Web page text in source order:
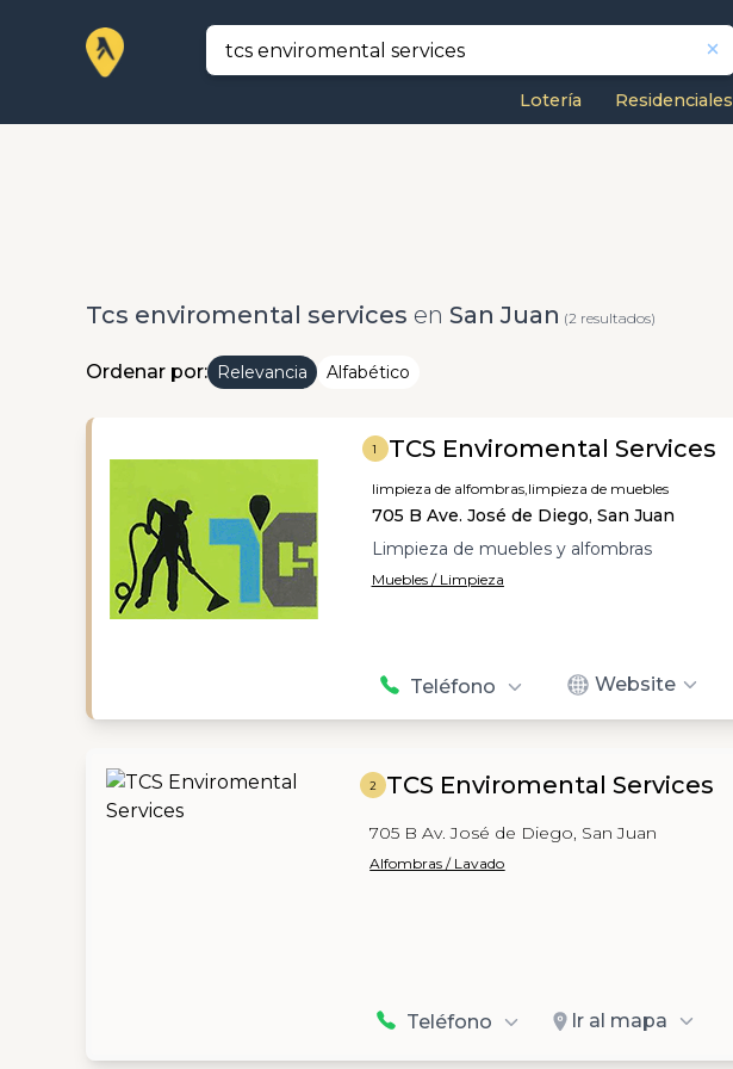
Lotería Residenciales
Tcs enviromental services en San Juan (2 resultados)
Ordenar por: Relevancia Alfabético
1 TCS Enviromental Services
limpieza de alfombras,limpieza de muebles
705 B Ave. José de Diego, San Juan
Limpieza de muebles y alfombras
Muebles / Limpieza
Teléfono Website
2 TCS Enviromental Services
705 B Av. José de Diego, San Juan
Alfombras / Lavado
Teléfono Ir al mapa